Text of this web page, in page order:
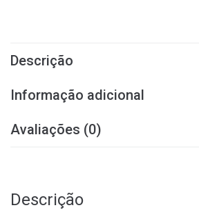
Descrição
Informação adicional
Avaliações (0)
Descrição